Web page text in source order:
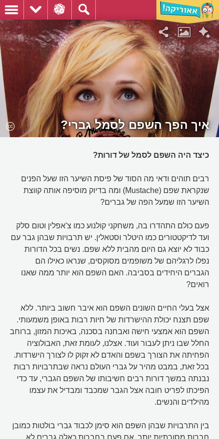
איך הפך השפם לסמל גברי?
כיצד היה השפם לסמל של דורות?
רבים תוהים ודאי מה הסוד של פיסת השיער הזו שעל הפנים
שנקראת שפם (Mustache) ומה בדיוק מוסיפה אותה קווצת
השיער הזו שמעל הפה של גברים?
פעם כולם התהדרו בה, משחקני קולנוע כמו צ'אפלין וטום סלק
ועד לדיקטטורים כמו היטלר וסטאלין. יש תרבויות שבהן גבר עם
כבוד לא יוצא גם היום מהבית ללא שפם. נשים בכל הדורות
נפלו לרגליהם של משופמים מסוקסים, שנראו כאילו הם
הגברים היחידים בסביבה. האם השפם הוא יותר ממה שאנו
רואים?
אצל בעלי החיים השונים השפם הוא איבר חשוב ביותר. ללא
שפם תצנח יכולת ההישרדות של חיות רבות באופן משמעותי.
השפם הוא אמצעי חישה ואבחנה בסכנה, באיכות המזון, ברוחב
החלל שבו ניתן לעבור ועוד. אצלנו, לעומת זאת, האבולוציה
הפחיתה את הצורך בשפם והאדם לא זקוק לו לצורך הישרדות.
בכל זאת, במבט מהיר על גברי העולם נראה שבתרבויות רבות
נבנתה במשך דורות רבים חשיבותו של השפם הגברי, עד כדי
הפיכתו לפריט חובה אצל הגבר שמכבד ומבדיל את עצמו
מהילדים והנשים.
בין התרבויות שבהן השפם הוא סימן לכבוד גברי בולטות כמובן
חברות מסורתיות יותר. אם פעם בחברות כאלה גברים לא